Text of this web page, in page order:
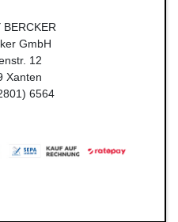
BERCKER
GmbH
12
Xanten
6564